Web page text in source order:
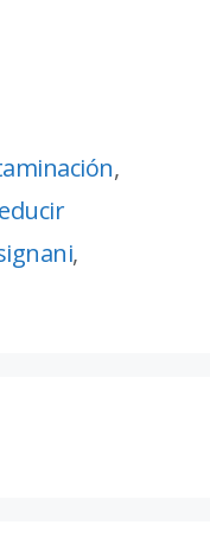
,
,